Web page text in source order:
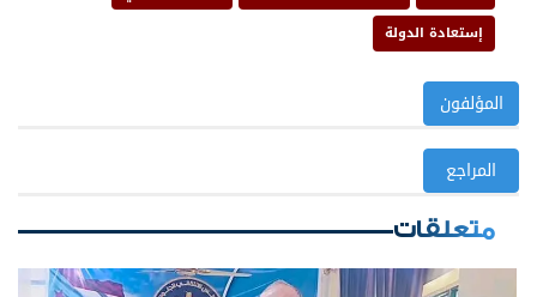
إستعادة الدولة
المؤلفون
المراجع
متعلقات